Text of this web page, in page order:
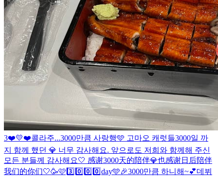
3❤️💛❤️콜라주...3000만큼 사랑행🩵 고마오 캐럿들3000일 까
지 함께 했던 💎 너무 감사해요. 앞으로도 저희와 함께해 주신
모든 분들께 감사해요🤍 感谢3000天的陪伴💎也感谢日后陪伴
我们的你们🤍🥳🩷3️⃣0️⃣0️⃣0️⃣day🩵🎉3000만큼 하니해~💕데뷔